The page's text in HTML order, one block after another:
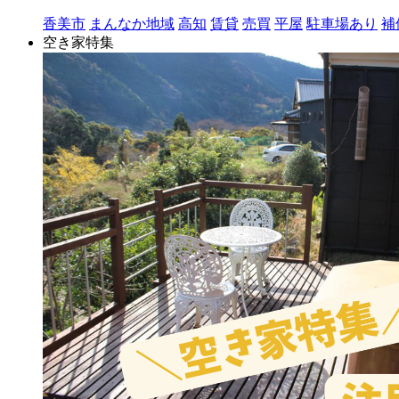
香美市 まんなか地域 高知 賃貸 売買 平屋 駐車場あり 補
空き家特集